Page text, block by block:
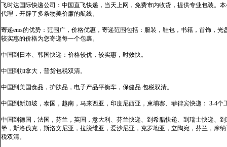
飞时达国际快递公司：中国直飞快递，当天上网，免费市内收货，提供专业包装。
代理，开辟了多条物美价廉的航线。
寄递ems的优势：范围广，价格优惠，寄递范围包括：服装，鞋包，书籍，首饰，
较实惠的价格为您寄递每一个包裹。
中国到日本、韩国快递：价格较优，较实惠，时效快。
中国到加拿大，普货包税双清。
中国到美国食品，护肤品，电子产品平衡车，保健品 包税双清。
中国到新加坡，泰国，越南，马来西亚，印度尼西亚，柬埔寨、菲律宾快递： 3-4个
中国到德国，法国，芬兰，英国，意大利、芬兰快递、到希腊快递、到瑞士快递、
堡，斯洛伐克，斯洛文尼亚，拉脱维亚，爱沙尼亚，克罗地亚，立陶宛，芬兰，摩
税双清。